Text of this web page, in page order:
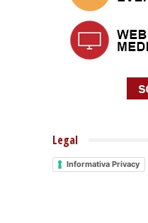
Legal
Informativa Privacy